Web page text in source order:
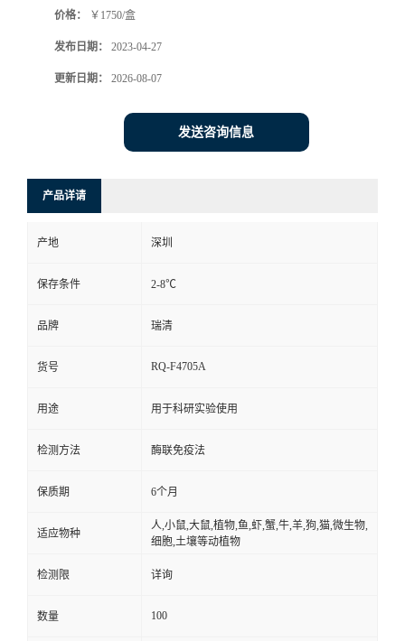
价格： ￥1750/盒
发布日期： 2023-04-27
更新日期： 2026-08-07
发送咨询信息
产品详请
产地 深圳
保存条件 2-8℃
品牌 瑞清
货号 RQ-F4705A
用途 用于科研实验使用
检测方法 酶联免疫法
保质期 6个月
适应物种
人,小鼠,大鼠,植物,鱼,虾,蟹,牛,羊,狗,猫,微生物,
细胞,土壤等动植物
检测限 详询
数量 100